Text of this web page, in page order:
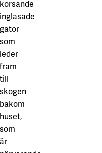
korsande
inglasade
gator
som
leder
fram
till
skogen
bakom
huset,
som
är